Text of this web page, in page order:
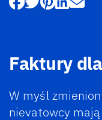
Faktury
W myśl
nievatowcy